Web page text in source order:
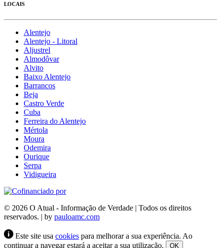
LOCAIS
Alentejo
Alentejo - Litoral
Aljustrel
Almodôvar
Alvito
Baixo Alentejo
Barrancos
Beja
Castro Verde
Cuba
Ferreira do Alentejo
Mértola
Moura
Odemira
Ourique
Serpa
Vidigueira
© 2026 O Atual - Informação de Verdade | Todos os direitos
reservados. | by pauloamc.com
Este site usa cookies para melhorar a sua experiência. Ao
continuar a navegar estará a aceitar a sua utilização.
OK